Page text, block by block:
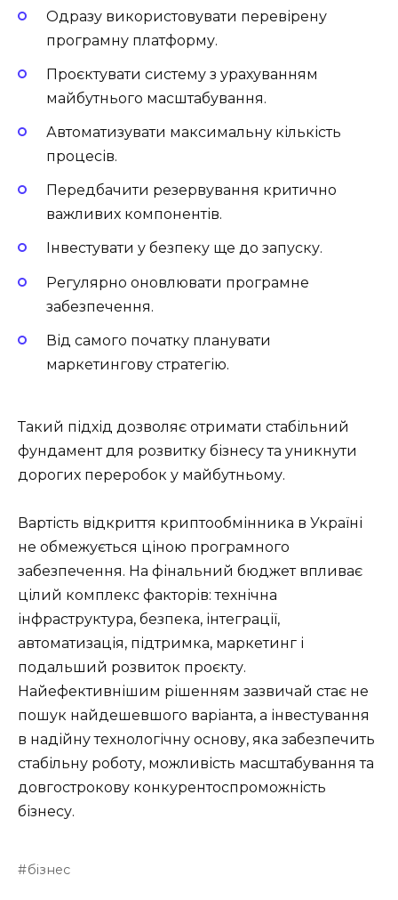
Одразу використовувати перевірену
програмну платформу.
Проєктувати систему з урахуванням
майбутнього масштабування.
Автоматизувати максимальну кількість
процесів.
Передбачити резервування критично
важливих компонентів.
Інвестувати у безпеку ще до запуску.
Регулярно оновлювати програмне
забезпечення.
Від самого початку планувати
маркетингову стратегію.
Такий підхід дозволяє отримати стабільний
фундамент для розвитку бізнесу та уникнути
дорогих переробок у майбутньому.
Вартість відкриття криптообмінника в Україні
не обмежується ціною програмного
забезпечення. На фінальний бюджет впливає
цілий комплекс факторів: технічна
інфраструктура, безпека, інтеграції,
автоматизація, підтримка, маркетинг і
подальший розвиток проєкту.
Найефективнішим рішенням зазвичай стає не
пошук найдешевшого варіанта, а інвестування
в надійну технологічну основу, яка забезпечить
стабільну роботу, можливість масштабування та
довгострокову конкурентоспроможність
бізнесу.
бізнес